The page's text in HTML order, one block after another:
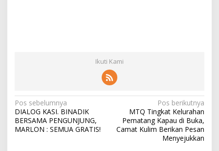
Ikuti Kami
N
a
v
Pos sebelumnya
DIALOG KASI. BINADIK
BERSAMA PENGUNJUNG,
MARLON : SEMUA GRATIS!
Pos berikutnya
MTQ Tingkat Kelurahan
Pematang Kapau di Buka,
Camat Kulim Berikan Pesan
Menyejukkan